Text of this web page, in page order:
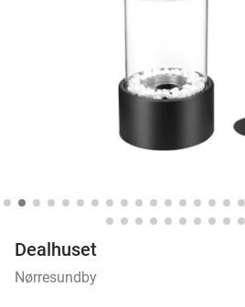
Dealhuset
Nørresundby